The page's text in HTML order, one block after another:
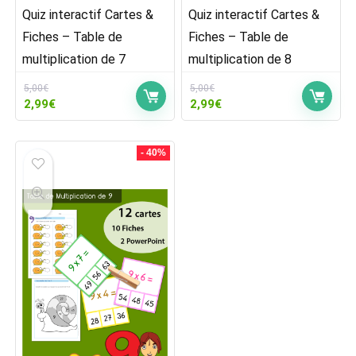
Quiz interactif Cartes &
Fiches – Table de
multiplication de 7
5,00€
Le
prix
5,00€.
2,99€Le
prix
Quiz interactif Cartes &
Fiches – Table de
multiplication de 8
5,00€
Le
prix
2,99€Le
prix
- 40%